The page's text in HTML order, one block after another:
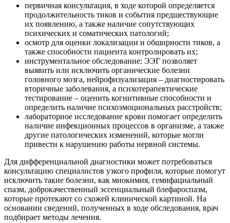
первичная консультация, в ходе которой определяется
продолжительность тиков и события предшествующие
их появлению, а также наличие сопутствующих
психических и соматических патологий;
осмотр для оценки локализации и обширности тиков, а
также способности пациента контролировать их;
инструментальное обследование: ЭЭГ позволяет
выявить или исключить органические болезни
головного мозга, нейрофизуализация – диагностировать
вторичные заболевания, а психотерапевтические
тестирование – оценить когнитивные способности и
определить наличие психоэмоциональных расстройств;
лабораторное исследование крови помогает определить
наличие инфекционных процессов в организме, а также
другие патологических изменений, которые могли
привести к нарушению работы нервной системы.
Для дифференциальной диагностики может потребоваться
консультацию специалистов узкого профиля, которые помогут
исключить такие болезни, как миокимия, гемифациальный
спазм, доброкачественный эссенциальный блефароспазм,
которые протекают со схожей клинической картиной. На
основании сведений, полученных в ходе обследования, врач
подбирает методы лечения.